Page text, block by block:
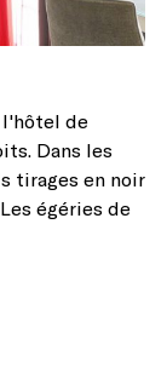
l'hôtel de
Dans les
tirages en noir
égéries de